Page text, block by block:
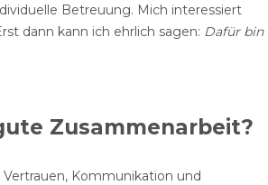
Betreuung. Mich interessiert
dann kann ich ehrlich sagen: Dafür bin
Zusammenarbeit?
Kommunikation und